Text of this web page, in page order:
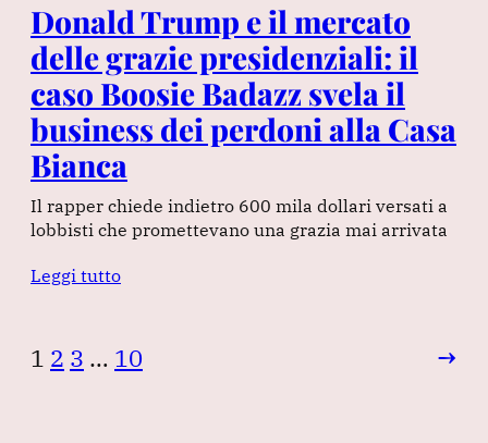
Donald Trump e il mercato
delle grazie presidenziali: il
caso Boosie Badazz svela il
business dei perdoni alla Casa
Bianca
Il rapper chiede indietro 600 mila dollari versati a
lobbisti che promettevano una grazia mai arrivata
Leggi tutto
1 2 3 … 10 →